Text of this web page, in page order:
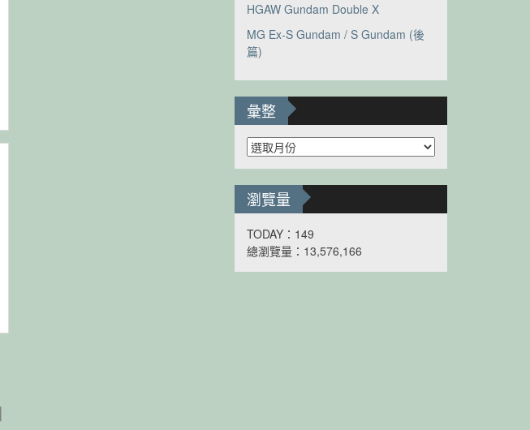
HGAW Gundam Double X
MG Ex-S Gundam / S Gundam (後
篇)
彙整
彙
整
瀏覽量
TODAY：149
總瀏覽量：13,576,166